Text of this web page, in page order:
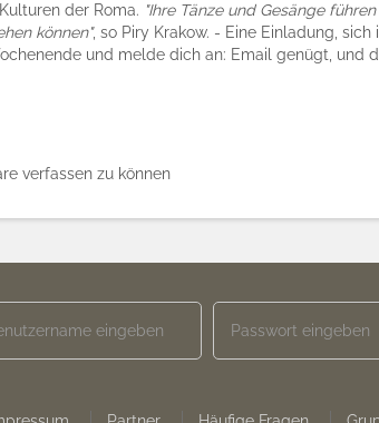
der Roma. "Ihre Tänze und Gesänge
können", so Piry Krakow. - Eine Einladung,
und melde dich an: Email genügt, und
verfassen zu können